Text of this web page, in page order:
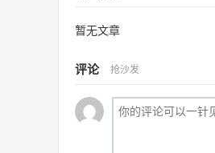
暂无文章
评论 抢沙发